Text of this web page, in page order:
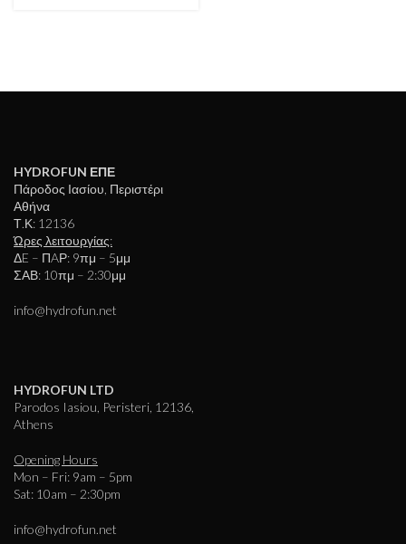
HYDROFUN ΕΠΕ
Πάροδος Ιασίου, Περιστέρι
Αθήνα
Τ.Κ: 12136
Ώρες λειτουργίας:
ΔE – ΠAΡ: 9πμ – 5μμ
ΣΑΒ: 10πμ – 2:30μμ
info@hydrofun.net
HYDROFUN LTD
Parodos Iasiou, Peristeri, 12136,
Athens
Opening Hours
Mon – Fri: 9am – 5pm
Sat: 10am – 2:30pm
info@hydrofun.net